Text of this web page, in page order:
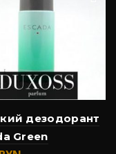
дезодорант
Green